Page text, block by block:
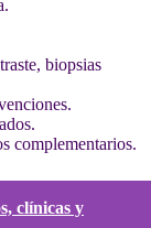
biopsias
complementarios.
clínicas y